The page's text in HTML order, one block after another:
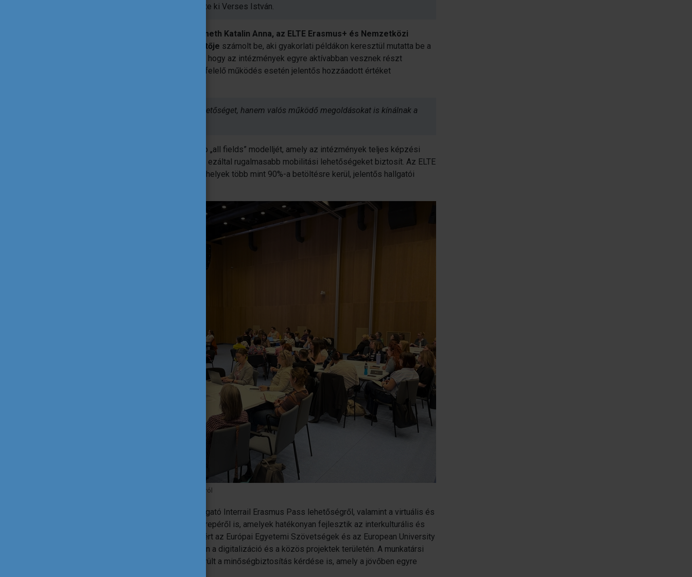
- emelte ki Verses István.
Németh Katalin Anna, az ELTE Erasmus+ és Nemzetközi
Programok Osztályának osztályvezetője számolt be, aki gyakorlati példákon keresztül mutatta be a
mobilitásszervezés új irányait. Kiemelte, hogy az intézmények egyre aktívabban vesznek részt
nemzetközi hálózatokban, amelyek megfelelő működés esetén jelentős hozzáadott értéket
„A nemzetközi hálózatok nemcsak lehetőséget, hanem valós működő megoldásokat is kínálnak a
A példák közül kiemelte a Coimbra Group „all fields” modelljét, amely az intézmények teljes képzési
kínálatára kiterjeszti az együttműködést, ezáltal rugalmasabb mobilitási lehetőségeket biztosít. Az ELTE
tapasztalatai szerint a modell sikeres: a helyek több mint 90%-a betöltésre kerül, jelentős hallgatói
Szakmai előadás a mobilitásszervezés új irányairól
Szó esett a fenntartható mobilitást támogató Interrail Erasmus Pass lehetőségről, valamint a virtuális és
blended mobilitások egyre növekvő szerepéről is, amelyek hatékonyan fejlesztik az interkulturális és
digitális kompetenciákat. Az előadás kitért az Európai Egyetemi Szövetségek és az European University
Foundation tevékenységére is, különösen a digitalizáció és a közös projektek területén. A munkatársi
mobilitások növekedése kapcsán felmerült a minőségbiztosítás kérdése is, amely a jövőben egyre